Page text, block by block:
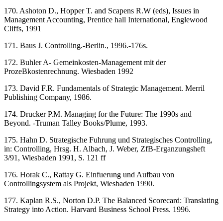
170. Ashoton D., Hopper T. and Scapens R.W (eds), Issues in
Management Accounting, Prentice hall International, Englewood
Cliffs, 1991
171. Baus J. Controlling.-Berlin., 1996.-176s.
172. Buhler A- Gemeinkosten-Management mit der
ProzeBkostenrechnung. Wiesbaden 1992
173. David F.R. Fundamentals of Strategic Management. Merril
Publishing Company, 1986.
174. Drucker P.M. Managing for the Future: The 1990s and
Beyond. -Truman Talley Books/Plume, 1993.
175. Hahn D. Strategische Fuhrung und Strategisches Controlling,
in: Controlling, Hrsg. H. Albach, J. Weber, ZfB-Erganzungsheft
3/91, Wiesbaden 1991, S. 121 ff
176. Horak C., Rattay G. Einfuerung und Aufbau von
Controllingsystem als Projekt, Wiesbaden 1990.
177. Kaplan R.S., Norton D.P. The Balanced Scorecard: Translating
Strategy into Action. Harvard Business School Press. 1996.